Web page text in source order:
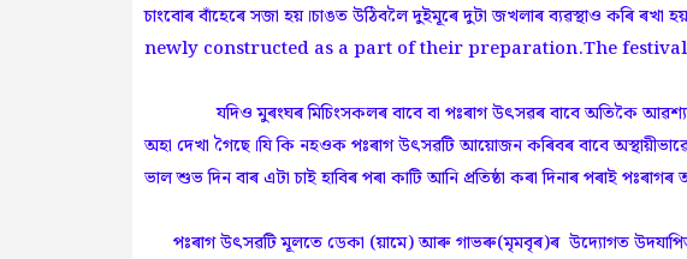
চাংবোৰ বাঁহেৰে সজা হয়।চাঙত উঠিবলৈ দুইমূৰে দুটা জখলাৰ ব্যৱস্থাও কৰি
newly constructed as a part of their preparation.The
যদিও মুৰংঘৰ মিচিংসকলৰ বাবে বা পঃৰাগ উৎসৱৰ বাবে অতিকৈ আৱশ্যক,
অহা দেখা গৈছে।যি কি নহওক পঃৰাগ উৎসৱটি আয়োজন কৰিবৰ বাবে
ভাল শুভ দিন বাৰ এটা চাই হাবিৰ পৰা কাটি আনি প্ৰতিষ্ঠা কৰা দিনাৰ পৰাই
পঃৰাগ উৎসৱটি মূলতে ডেকা (য়ামে) আৰু গাভৰু(মৃমবৃৰ)ৰ উদ্যোগত উদযাপিত